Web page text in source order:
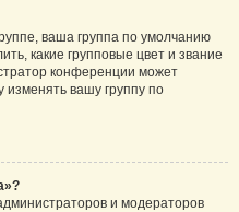
ваша группа по умолчанию
какие групповые цвет и звание
конференции может
вашу группу по
и модераторов